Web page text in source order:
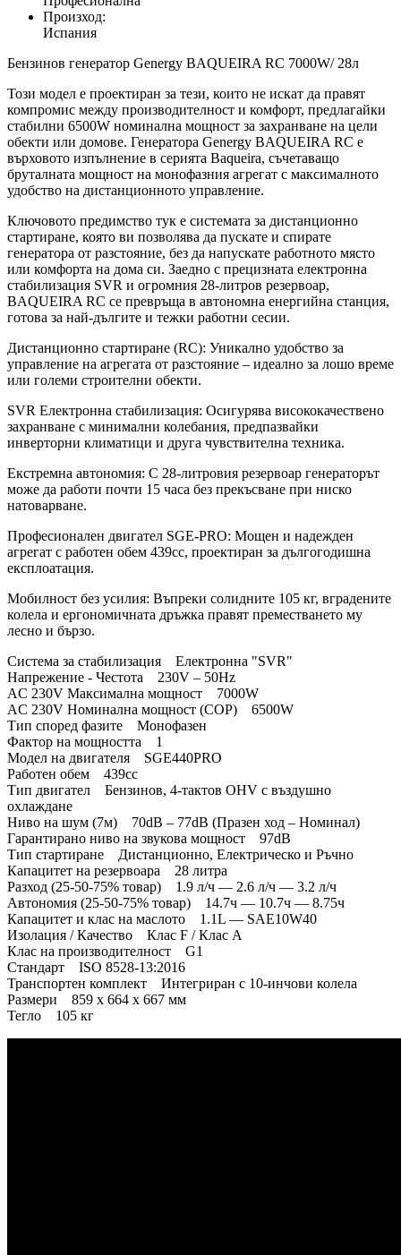
Произход:
Испания
Бензинов генератор Genergy BAQUEIRA RC 7000W/ 28л
Този модел е проектиран за тези, които не искат да правят
компромис между производителност и комфорт, предлагайки
стабилни 6500W номинална мощност за захранване на цели
обекти или домове. Генератора Genergy BAQUEIRA RC е
върховото изпълнение в серията Baqueira, съчетаващо
бруталната мощност на монофазния агрегат с максималното
удобство на дистанционното управление.
Ключовото предимство тук е системата за дистанционно
стартиране, която ви позволява да пускате и спирате
генератора от разстояние, без да напускате работното място
или комфорта на дома си. Заедно с прецизната електронна
стабилизация SVR и огромния 28-литров резервоар,
BAQUEIRA RC се превръща в автономна енергийна станция,
готова за най-дългите и тежки работни сесии.
Дистанционно стартиране (RC): Уникално удобство за
управление на агрегата от разстояние – идеално за лошо време
или големи строителни обекти.
SVR Електронна стабилизация: Осигурява висококачествено
захранване с минимални колебания, предпазвайки
инверторни климатици и друга чувствителна техника.
Екстремна автономия: С 28-литровия резервоар генераторът
може да работи почти 15 часа без прекъсване при ниско
натоварване.
Професионален двигател SGE-PRO: Мощен и надежден
агрегат с работен обем 439cc, проектиран за дългогодишна
експлоатация.
Мобилност без усилия: Въпреки солидните 105 кг, вградените
колела и ергономичната дръжка правят преместването му
лесно и бързо.
Система за стабилизация Електронна "SVR"
Напрежение - Честота 230V – 50Hz
AC 230V Максимална мощност 7000W
AC 230V Номинална мощност (COP) 6500W
Тип според фазите Монофазен
Фактор на мощността 1
Модел на двигателя SGE440PRO
Работен обем 439cc
Тип двигател Бензинов, 4-тактов OHV с въздушно
охлаждане
Ниво на шум (7м) 70dB – 77dB (Празен ход – Номинал)
Гарантирано ниво на звукова мощност 97dB
Тип стартиране Дистанционно, Електрическо и Ръчно
Капацитет на резервоара 28 литра
Разход (25-50-75% товар) 1.9 л/ч — 2.6 л/ч — 3.2 л/ч
Автономия (25-50-75% товар) 14.7ч — 10.7ч — 8.75ч
Капацитет и клас на маслото 1.1L — SAE10W40
Изолация / Качество Клас F / Клас A
Клас на производителност G1
Стандарт ISO 8528-13:2016
Транспортен комплект Интегриран с 10-инчови колела
Размери 859 x 664 x 667 мм
Тегло 105 кг